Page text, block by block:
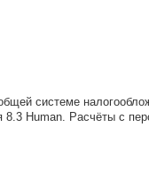
системе
8.3 Human.​​​​​ Расчёты с